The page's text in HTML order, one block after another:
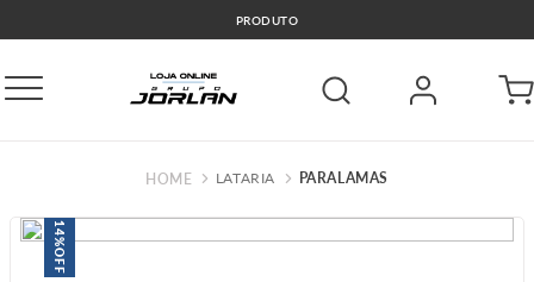
PRODUTO
LATARIA PARALAMAS
14%
OFF